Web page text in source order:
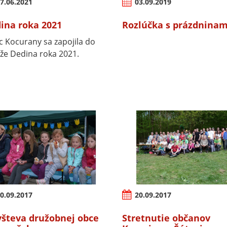
roka 2021
Kocurany sa zapojila do
Dedina roka 2021.
Rozlúčka s
družobnej obce
20.09.2017
Stretnutie občanov